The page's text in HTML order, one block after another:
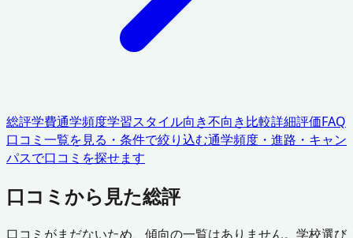
総評学費通学頻度学習スタイル向き不向き比較詳細評価FAQ
口コミ一覧を見る・条件で絞り込む通学頻度・進路・キャン
パスで口コミを探せます
口コミから見た総評
口コミがまだないため、傾向の一覧はありません。学校選び